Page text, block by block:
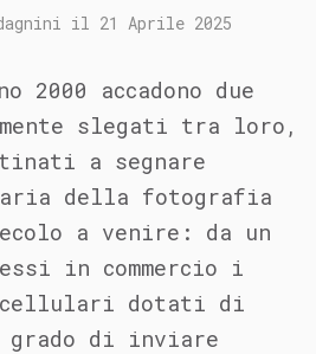
il 21 Aprile 2025
2000 accadono due
slegati tra loro,
a segnare
della fotografia
a venire: da un
in commercio i
dotati di
grado di inviare